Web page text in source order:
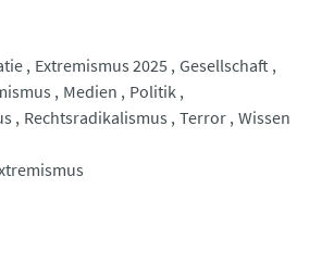
Extremismus 2025 Gesellschaft
Medien
Politik
Rechtsradikalismus Terror Wissen